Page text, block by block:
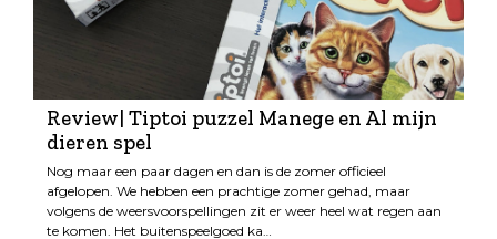
Review| Tiptoi puzzel Manege en Al mijn
dieren spel
Nog maar een paar dagen en dan is de zomer officieel
afgelopen. We hebben een prachtige zomer gehad, maar
volgens de weersvoorspellingen zit er weer heel wat regen aan
te komen. Het buitenspeelgoed ka…